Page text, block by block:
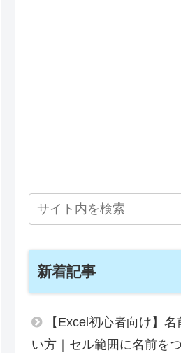
新着記事
【Excel初心者向け】
い方｜セル範囲に名前を